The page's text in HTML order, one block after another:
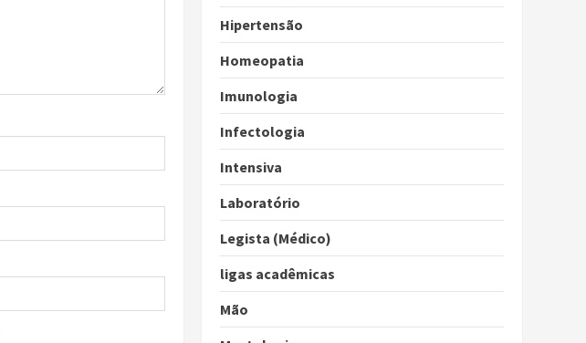
Hipertensão
Homeopatia
Imunologia
Infectologia
Intensiva
Laboratório
Legista (Médico)
ligas acadêmicas
Mão